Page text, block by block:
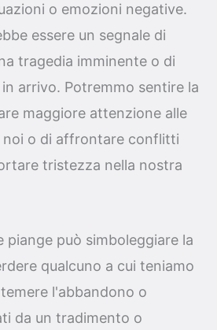
o emozioni negative.
essere un segnale di
tragedia imminente o di
arrivo. Potremmo sentire la
maggiore attenzione alle
noi o di affrontare conflitti
tristezza nella nostra
piange può simboleggiare la
qualcuno a cui teniamo
l'abbandono o
da un tradimento o